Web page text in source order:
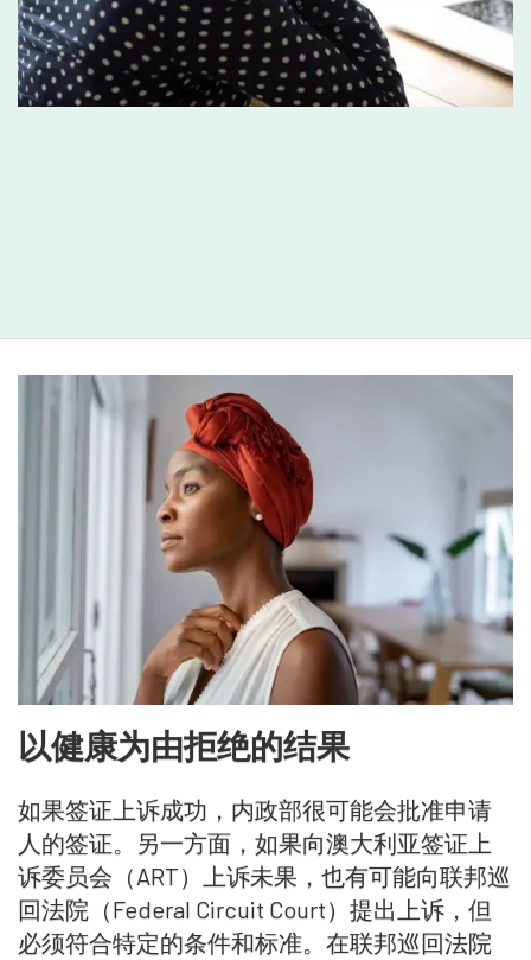
以健康为由拒绝的结果
如果签证上诉成功，内政部很可能会批准申请
人的签证。另一方面，如果向澳大利亚签证上
诉委员会（ART）上诉未果，也有可能向联邦巡
回法院（Federal Circuit Court）提出上诉，但
必须符合特定的条件和标准。在联邦巡回法院